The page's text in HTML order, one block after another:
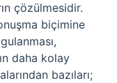
çözülmesidir.
biçimine
daha kolay
bazıları;